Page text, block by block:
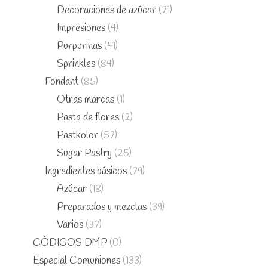
Decoraciones de azúcar (71)
Impresiones (4)
Purpurinas (41)
Sprinkles (84)
Fondant (85)
Otras marcas (1)
Pasta de flores (2)
Pastkolor (57)
Sugar Pastry (25)
Ingredientes básicos (79)
Azúcar (18)
Preparados y mezclas (39)
Varios (37)
CÓDIGOS DMP (0)
Especial Comuniones (133)